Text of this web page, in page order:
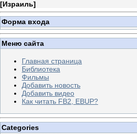
[Израиль]
Форма входа
Меню сайта
Главная страница
Библиотека
Фильмы
Добавить новость
Добавить видео
Как читать FB2, EBUP?
Categories